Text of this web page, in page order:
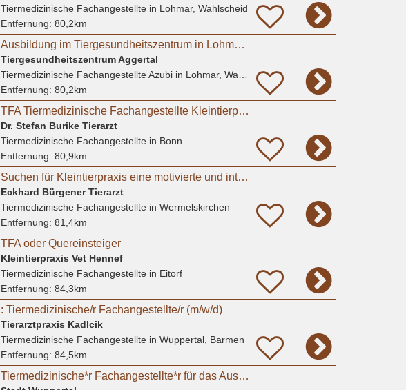
Tiermedizinische Fachangestelltein Lohmar, Wahlscheid
Entfernung: 80,2km
Ausbildung im Tiergesundheitszentrum in Lohmar m/w/d
Tiergesundheitszentrum Aggertal
Tiermedizinische Fachangestellte Azubiin Lohmar, Wahlscheid
Entfernung: 80,2km
TFA Tiermedizinische Fachangestellte Kleintierpraxis in Bonn
Dr. Stefan Burike Tierarzt
Tiermedizinische Fachangestelltein Bonn
Entfernung: 80,9km
Suchen für Kleintierpraxis eine motivierte und interessierte Auszubildende
Eckhard Bürgener Tierarzt
Tiermedizinische Fachangestelltein Wermelskirchen
Entfernung: 81,4km
TFA oder Quereinsteiger
Kleintierpraxis Vet Hennef
Tiermedizinische Fachangestelltein Eitorf
Entfernung: 84,3km
: Tiermedizinische/r Fachangestellte/r (m/w/d)
Tierarztpraxis Kadlcik
Tiermedizinische Fachangestelltein Wuppertal, Barmen
Entfernung: 84,5km
Tiermedizinische*r Fachangestellte*r für das Ausbildungsjahr 2026